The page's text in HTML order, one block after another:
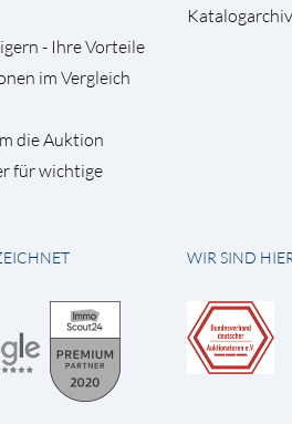
- Ihre Vorteile
im Vergleich
die Auktion
für wichtige
Katalogarchiv
WIR SIND